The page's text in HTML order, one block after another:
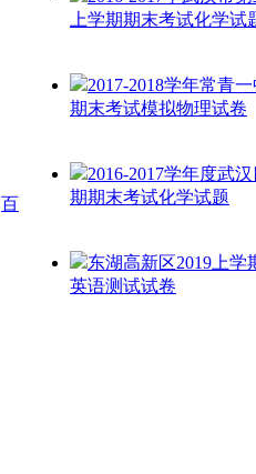
上学期期末考试化学试
2017-2018学年常青
期末考试模拟物理试卷
2016-2017学年度武
期期末考试化学试题
东湖高新区2019上学
英语测试试卷
百